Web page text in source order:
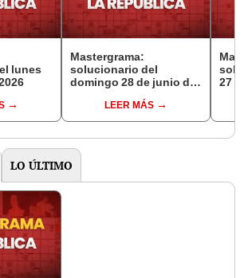
lunes
Mastergrama:
solucionario del
domingo 28 de junio de
LEER MÁS
27
LO ÚLTIMO